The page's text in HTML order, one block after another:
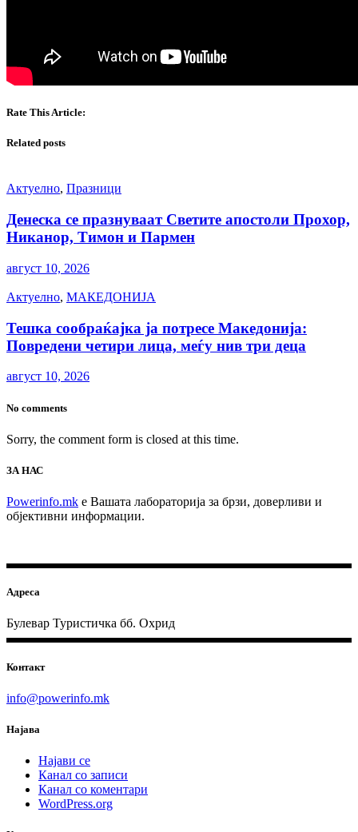
Rate This Article:
Related posts
Актуелно, Празници
Денеска се празнуваат Светите апостоли Прохор,
Никанор, Тимон и Пармен
август 10, 2026
Актуелно, МАКЕДОНИЈА
Тешка сообраќајка ја потресе Македонија:
Повредени четири лица, меѓу нив три деца
август 10, 2026
No comments
Sorry, the comment form is closed at this time.
ЗА НАС
Powerinfo.mk e Вашата лабораторија за брзи, доверливи и
објективни информации.
Адреса
Булевар Туристичка бб. Охрид
Контакт
info@powerinfo.mk
Најава
Најави се
Канал со записи
Канал со коментари
WordPress.org